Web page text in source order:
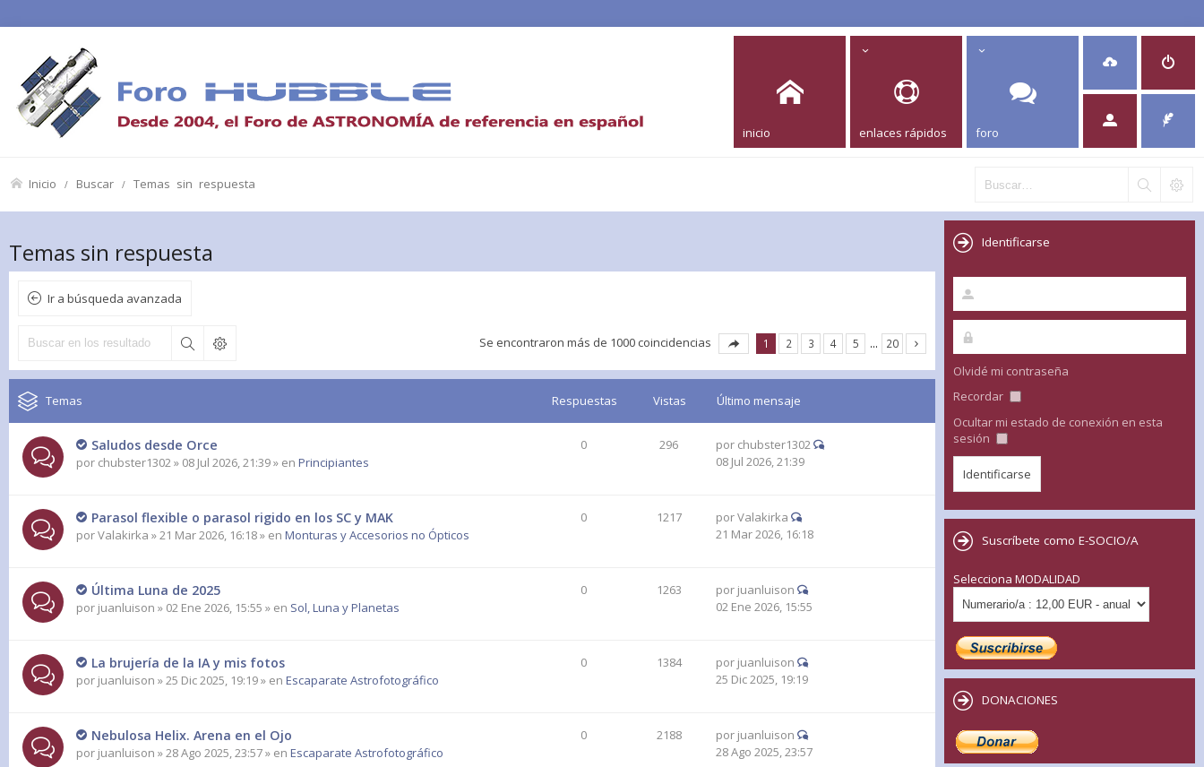
inicio enlaces rápidos foro
Inicio Buscar Temas sin respuesta
Temas sin respuesta
Ir a búsqueda avanzada
Se encontraron más de 1000 coincidencias 1 2 3 4 5 … 20
Temas Respuestas Vistas Último mensaje
Saludos desde Orce
por chubster1302» 08 Jul 2026, 21:39 » en Principiantes
0 296 por chubster1302
08 Jul 2026, 21:39
Parasol flexible o parasol rigido en los SC y MAK
porValakirka » 21 Mar 2026, 16:18 » en Monturas y Accesorios no Ópticos
0 1217 porValakirka
21 Mar 2026, 16:18
Última Luna de 2025
por juanluison » 02 Ene 2026, 15:55 » en Sol, Luna y Planetas
0 1263 por juanluison
02 Ene 2026, 15:55
La brujería de la IA y mis fotos
por juanluison » 25 Dic 2025, 19:19 » en Escaparate Astrofotográfico
0 1384 por juanluison
25 Dic 2025, 19:19
Nebulosa Helix. Arena en el Ojo
por juanluison » 28 Ago 2025, 23:57 » en Escaparate Astrofotográfico
0 2188 por juanluison
28 Ago 2025, 23:57
Identificarse
Olvidé mi contraseña
Recordar
Ocultar mi estado de conexión en esta
sesión
Suscríbete como E-SOCIO/A
Selecciona MODALIDAD
DONACIONES